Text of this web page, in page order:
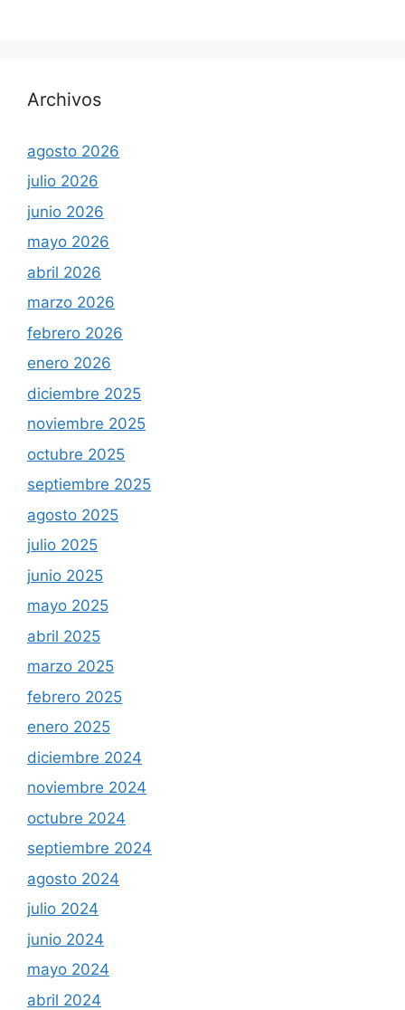
Archivos
agosto 2026
julio 2026
junio 2026
mayo 2026
abril 2026
marzo 2026
febrero 2026
enero 2026
diciembre 2025
noviembre 2025
octubre 2025
septiembre 2025
agosto 2025
julio 2025
junio 2025
mayo 2025
abril 2025
marzo 2025
febrero 2025
enero 2025
diciembre 2024
noviembre 2024
octubre 2024
septiembre 2024
agosto 2024
julio 2024
junio 2024
mayo 2024
abril 2024